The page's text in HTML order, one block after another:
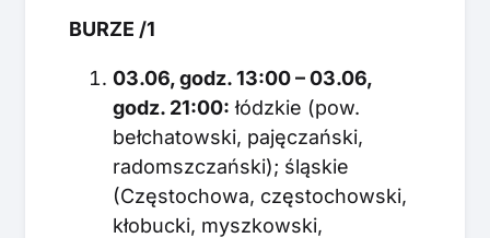
BURZE /1
03.06, godz. 13:00 – 03.06,
godz. 21:00: łódzkie (pow.
bełchatowski, pajęczański,
radomszczański); śląskie
(Częstochowa, częstochowski,
kłobucki, myszkowski,